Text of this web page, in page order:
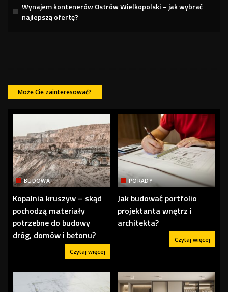
Wynajem kontenerów Ostrów Wielkopolski – jak wybrać
najlepszą ofertę?
Może Cie zainteresować?
BUDOWA
Kopalnia kruszyw – skąd
pochodzą materiały
potrzebne do budowy
dróg, domów i betonu?
Czytaj więcej
PORADY
Jak budować portfolio
projektanta wnętrz i
architekta?
Czytaj więcej